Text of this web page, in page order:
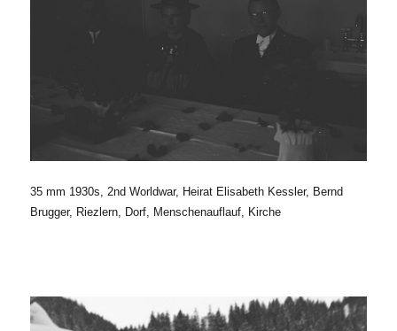
35 mm 1930s, 2nd Worldwar, Heirat Elisabeth Kessler, Bernd
Brugger, Riezlern, Dorf, Menschenauflauf, Kirche